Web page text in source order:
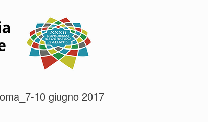
10 giugno 2017